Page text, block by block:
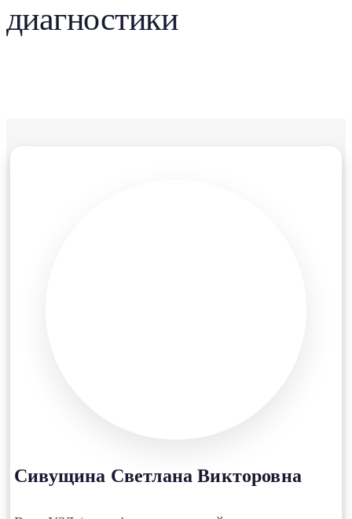
диагностики
Сивущина Светлана Викторовна